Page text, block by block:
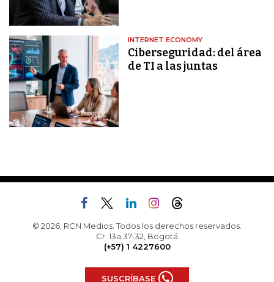
INTERNET ECONOMY
Ciberseguridad: del área
de TI a las juntas
© 2026, RCN Medios. Todos los derechos reservados.
Cr. 13a 37-32, Bogotá
(+57) 1 4227600
SUSCRÍBASE